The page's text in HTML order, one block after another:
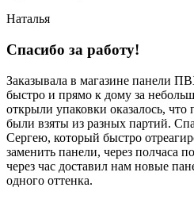
Наталья
Спасибо за работу!
Заказывала в магазине панели
быстро и прямо к дому за
открыли упаковки оказалось, что
были взяты из разных партий.
Сергею, который быстро
заменить панели, через полчаса
через час доставил нам новые
одного оттенка.